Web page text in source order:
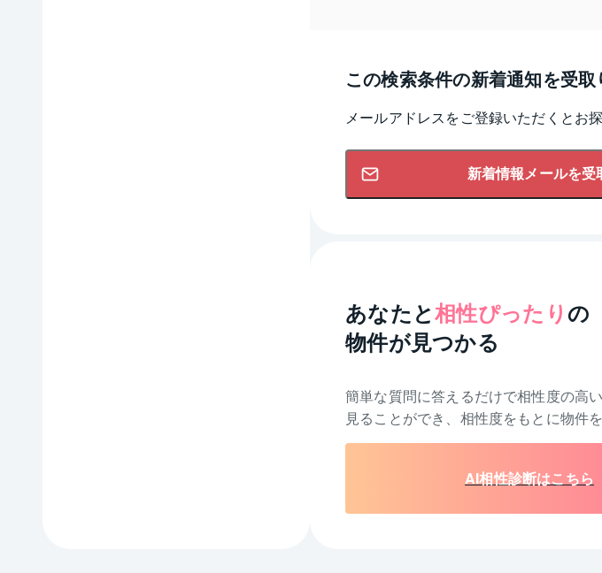
この検索条件の新着通知を受取
メールアドレスをご登録いただくとお
新着情報メールを受
あなたと相性ぴったり の
物件が見つかる
簡単な質問に答えるだけで相性度の高
見ることができ、相性度をもとに物件
AI相性診断はこちら